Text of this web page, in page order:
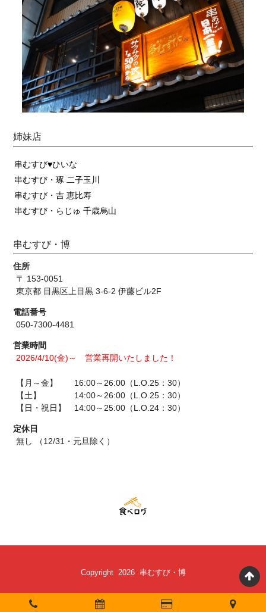
姉妹店
串むすび♥ひいな
串むすび・琢 二子玉川
串むすび・吉 恵比寿
串むすび・らじゅ 千歳烏山
串むすび・博
住所
〒 153-0051
東京都 目黒区上目黒 3-6-2 伊藤ビル2F
電話番号
050-7300-4481
営業時間
2026/4/10(金)～ 営業再開いたしました！
【月～金】 16:00～26:00（L.O.25：30）
【土】 14:00～26:00（L.O.25：30）
【日・祝日】 14:00～25:00（L.O.24：30）
定休日
無し （12/31・元旦除く）
Copyright 2026 串むすび・博